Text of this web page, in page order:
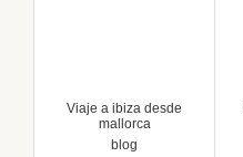
Viaje a ibiza desde
mallorca
blog